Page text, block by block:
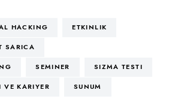
HACKING ETKINLIK
SARICA
SEMINER SIZMA TESTI
KARIYER SUNUM